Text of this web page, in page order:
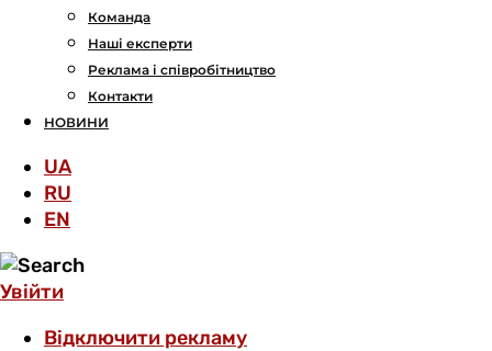
Команда
Наші експерти
Реклама і співробітництво
Контакти
НОВИНИ
UA
RU
EN
Увійти
Відключити рекламу